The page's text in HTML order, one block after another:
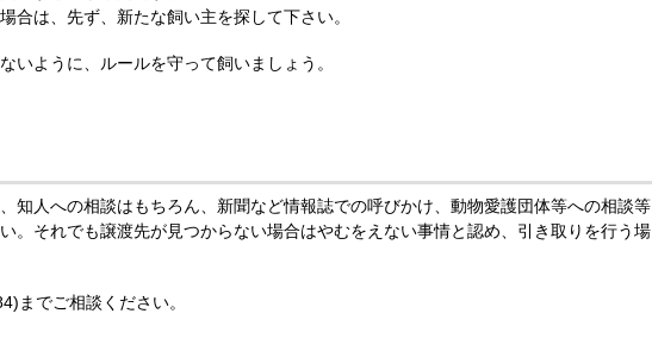
合は、先ず、新たな飼い主を探して下さい。
いように、ルールを守って飼いましょう。
知人への相談はもちろん、新聞など情報誌での呼びかけ、動物愛護団体等への相談等
。それでも譲渡先が見つからない場合はやむをえない事情と認め、引き取りを行う場
までご相談ください。